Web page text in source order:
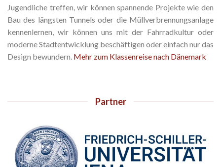
Jugendliche treffen, wir können spannende Projekte wie den
Bau des längsten Tunnels oder die Müllverbrennungsanlage
kennenlernen, wir können uns mit der Fahrradkultur oder
moderne Stadtentwicklung beschäftigen oder einfach nur das
Design bewundern. Mehr zum Klassenreise nach Dänemark
Partner